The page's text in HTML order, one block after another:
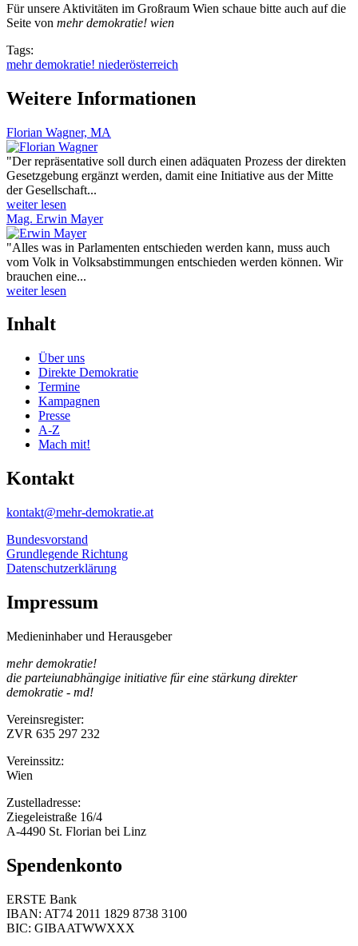
Für unsere Aktivitäten im Großraum Wien schaue bitte auch auf die
Seite von mehr demokratie! wien
Tags:
mehr demokratie! niederösterreich
Weitere Informationen
Florian Wagner, MA
"Der repräsentative soll durch einen adäquaten Prozess der direkten
Gesetzgebung ergänzt werden, damit eine Initiative aus der Mitte
der Gesellschaft...
weiter lesen
Mag. Erwin Mayer
"Alles was in Parlamenten entschieden werden kann, muss auch
vom Volk in Volksabstimmungen entschieden werden können. Wir
brauchen eine...
weiter lesen
Inhalt
Über uns
Direkte Demokratie
Termine
Kampagnen
Presse
A-Z
Mach mit!
Kontakt
kontakt@mehr-demokratie.at
Bundesvorstand
Grundlegende Richtung
Datenschutzerklärung
Impressum
Medieninhaber und Herausgeber
mehr demokratie!
die parteiunabhängige initiative für eine stärkung direkter
demokratie - md!
Vereinsregister:
ZVR 635 297 232
Vereinssitz:
Wien
Zustelladresse:
Ziegeleistraße 16/4
A-4490 St. Florian bei Linz
Spendenkonto
ERSTE Bank
IBAN: AT74 2011 1829 8738 3100
BIC: GIBAATWWXXX